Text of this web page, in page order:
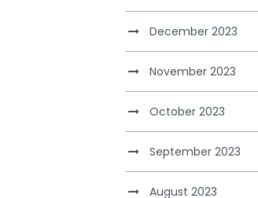
December 2023
November 2023
October 2023
September 2023
August 2023